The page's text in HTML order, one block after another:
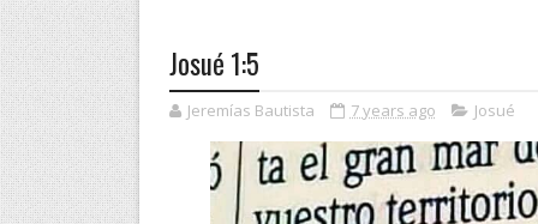
Josué 1:5
Jeremías Bautista 7 years ago Josué